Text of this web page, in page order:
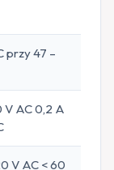
przy 47 –
V AC 0,2 A
V AC < 60